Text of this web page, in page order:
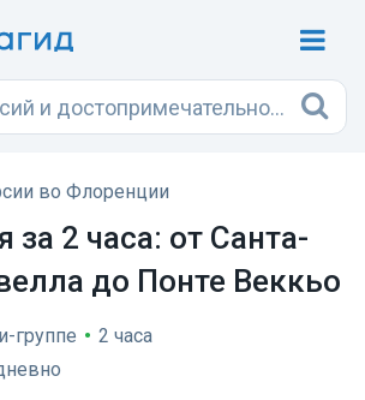
во Флоренции
за 2 часа: от Санта-
до Понте Веккьо
группе • 2 часа